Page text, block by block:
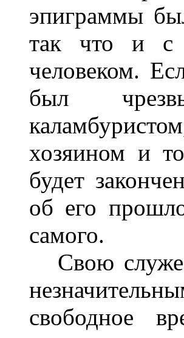
эпиграммы
так что и с
человеком.
был
хозяином и
будет
об его
самого.
Свою
свободное